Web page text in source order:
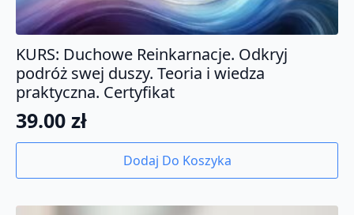
KURS: Duchowe Reinkarnacje. Odkryj
podróż swej duszy. Teoria i wiedza
praktyczna. Certyfikat
39.00 zł
Dodaj Do Koszyka